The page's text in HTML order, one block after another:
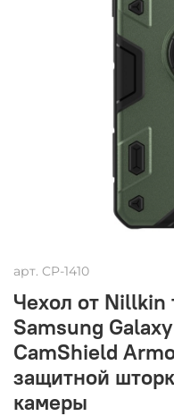
арт. CP-1410
Чехол от
Samsung
CamShield
защитной
камеры